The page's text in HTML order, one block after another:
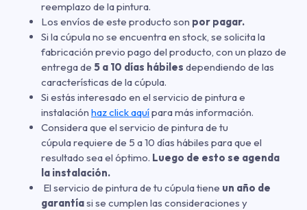
reemplazo de la pintura.
Los envíos de este producto son por pagar.
Si la cúpula no se encuentra en stock, se solicita la
fabricación previo pago del producto, con un plazo de
entrega de 5 a 10 días hábiles dependiendo de las
características de la cúpula.
Si estás interesado en el servicio de pintura e
instalación haz click aquípara más información.
Considera que el servicio de pintura de tu
cúpula requiere de 5 a 10 días hábiles para que el
resultado sea el óptimo. Luego de esto se agenda
la instalación.
El servicio de pintura de tu cúpula tiene un año de
garantíasi se cumplen las consideraciones y